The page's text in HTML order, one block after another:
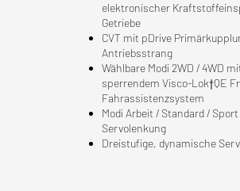
elektronischer
Getriebe
CVT mit pDrive
Antriebsstrang
Wählbare Modi 2WD / 4WD
sperrendem Visco-Lok†QE
Fahrassistenzsystem
Modi Arbeit / Standard / Sport
Servolenkung
Dreistufige, dynamische